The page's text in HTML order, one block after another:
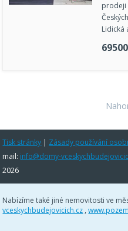
prodeji
Lidická
Tisk stránky | Zásady používání
mail: info@domy-
2026
Nabízíme také jiné nemovitosti ve
vceskychbudejovicich.cz ,